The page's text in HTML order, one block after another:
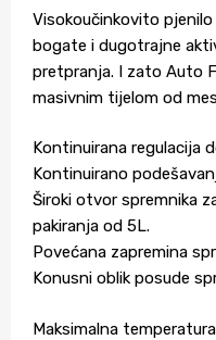
Visokoučinkovito
bogate i dugotrajne
pretpranja. I zato Auto
masivnim tijelom od
Kontinuirana regulacija
Kontinuirano
Široki otvor spremnika
pakiranja od 5L.
Povećana zapremina
Konusni oblik posude
Maksimalna